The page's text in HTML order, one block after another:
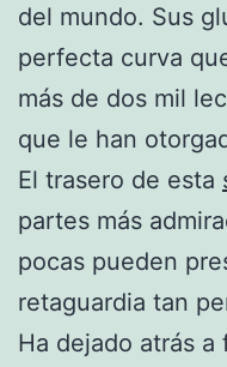
del mundo. Sus
perfecta curva
más de dos mil
que le han
El trasero de esta
partes más
pocas pueden
retaguardia tan
Ha dejado atrás a